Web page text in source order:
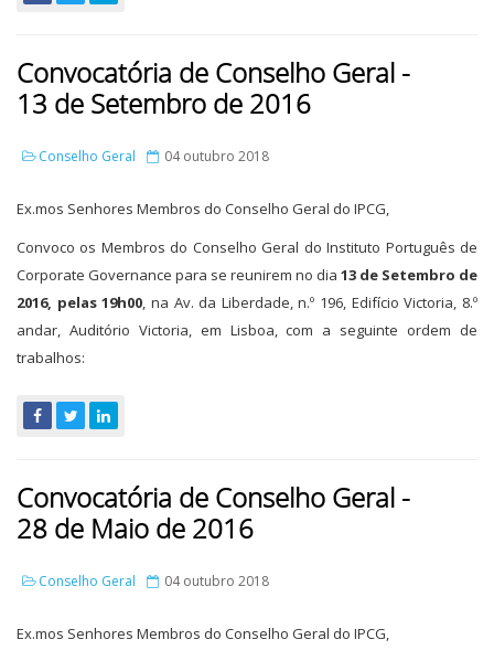
Convocatória de Conselho Geral -
13 de Setembro de 2016
Conselho Geral 04 outubro 2018
Ex.mos Senhores Membros do Conselho Geral do IPCG,
Convoco os Membros do Conselho Geral do Instituto Português de
Corporate Governance para se reunirem no dia 13 de Setembro de
2016, pelas 19h00, na Av. da Liberdade, n.º 196, Edifício Victoria, 8.º
andar, Auditório Victoria, em Lisboa, com a seguinte ordem de
trabalhos:
Convocatória de Conselho Geral -
28 de Maio de 2016
Conselho Geral 04 outubro 2018
Ex.mos Senhores Membros do Conselho Geral do IPCG,